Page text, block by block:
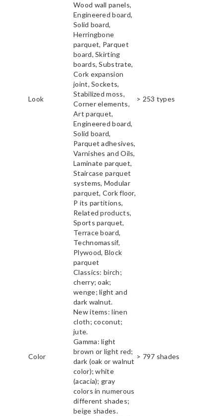
Look
Wood wall panels,
Engineered board,
Solid board,
Herringbone
parquet, Parquet
board, Skirting
boards, Substrate,
Cork expansion
joint, Sockets,
Stabilized moss,
Corner elements,
Art parquet,
Engineered board,
Solid board,
Parquet adhesives,
Varnishes and Oils,
Laminate parquet,
Staircase parquet
systems, Modular
parquet, Cork floor,
P its partitions,
Related products,
Sports parquet,
Terrace board,
Technomassif,
Plywood, Block
parquet
> 253 types
Color
Classics: birch;
cherry; oak;
wenge; light and
dark walnut.
New items: linen
cloth; coconut;
jute.
Gamma: light
brown or light red;
dark (oak or walnut
color); white
(acacia); gray
colors in numerous
different shades;
beige shades.
> 797 shades